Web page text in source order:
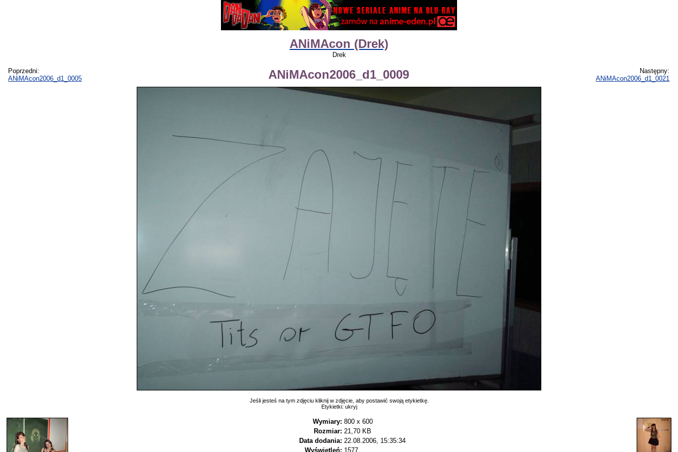
ANiMAcon (Drek)
Drek
Poprzedni:
ANiMAcon2006_d1_0005
ANiMAcon2006_d1_0009
Następny:
ANiMAcon2006_d1_0021
Jeśli jesteś na tym zdjęciu kliknij w zdjęcie, aby postawić swoją etykietkę.
Etykietki: ukryj
Wymiary: 800 x 600
Rozmiar: 21,70 KB
Data dodania: 22.08.2006, 15:35:34
Wyświetleń: 1577